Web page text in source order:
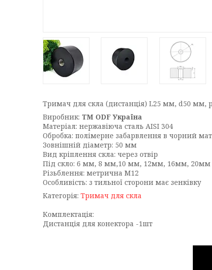
Тримач для скла (дистанція) L25 мм, d50 мм,
Виробник: ТМ ODF Україна
Матеріал: нержавіюча сталь AISI 304
Обробка: полімерне забарвлення в чорний мат
Зовнішній діаметр: 50 мм
Вид кріплення скла: через отвір
Під скло: 6 мм, 8 мм,10 мм, 12мм, 16мм, 20мм
Різьблення: метрична М12
Особливість: з тильної сторони має зенківку
Категорія: Тримач для скла
Комплектація:
Дистанція для конектора -1шт